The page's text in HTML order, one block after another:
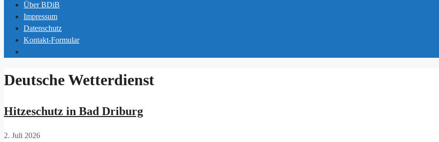
Über BDiB
Impressum
Datenschutz
Kontakt-Formular
Deutsche Wetterdienst
Hitzeschutz in Bad Driburg
2. Juli 2026